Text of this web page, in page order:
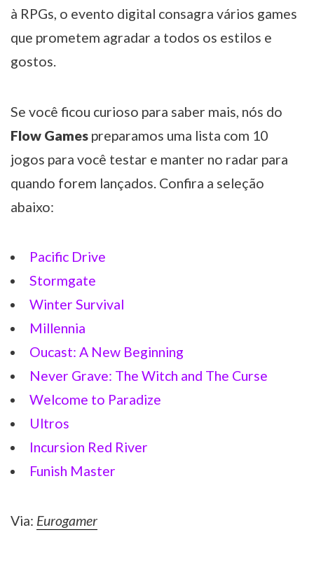
à RPGs, o evento digital consagra vários games
que prometem agradar a todos os estilos e
gostos.
Se você ficou curioso para saber mais, nós do
Flow Games preparamos uma lista com 10
jogos para você testar e manter no radar para
quando forem lançados. Confira a seleção
abaixo:
Pacific Drive
Stormgate
Winter Survival
Millennia
Oucast: A New Beginning
Never Grave: The Witch and The Curse
Welcome to Paradize
Ultros
Incursion Red River
Funish Master
Via: Eurogamer